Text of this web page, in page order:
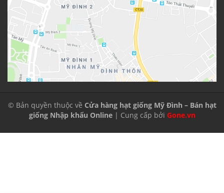
© Bản quyền thuộc về Cửa hàng hạt giống Mỹ Đình – Bán hạt
giống Nhập khẩu Online| Cung cấp bởi Gone.vn